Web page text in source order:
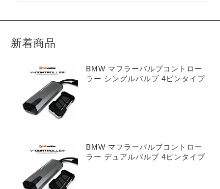
新着商品
BMW マフラーバルブコントロー
ラー シングルバルブ 4ピンタイプ
BMW マフラーバルブコントロー
ラー デュアルバルブ 4ピンタイプ